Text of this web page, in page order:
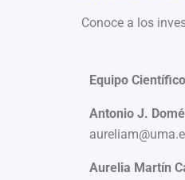
Conoce a los
Equipo Científico
Antonio J.
Aurelia Martín